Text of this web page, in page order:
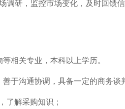
调研，监控市场变化，及时回馈信
相关专业，本科以上学历。
于沟通协调，具备一定的商务谈
了解采购知识；